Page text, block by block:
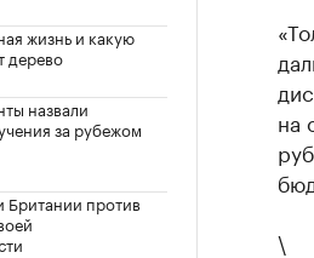
жизнь и какую
дерево
назвали
за рубежом
Британии против
на
\